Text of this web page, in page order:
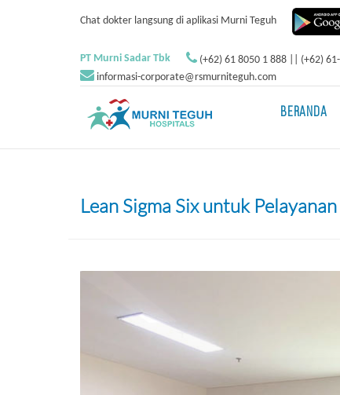
Chat dokter langsung di aplikasi Murni Teguh
PT Murni Sadar Tbk (+62) 61 8050 1 888 || (+62)
informasi-corporate@rsmurniteguh.com
BERANDA
Lean Sigma Six untuk